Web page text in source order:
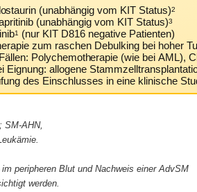
(unabhängig vom KIT Status)2
(unabhängig vom KIT Status)3
1 (nur KIT D816 negative Patienten)
zum raschen Debulking bei hoher
Polychemotherapie (wie bei AML),
Eignung: allogene
des Einschlusses in eine klinische
SM-AHN,
peripheren Blut und Nachweis einer AdvSM
werden.